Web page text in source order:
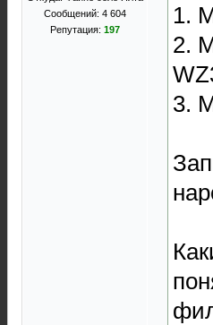
Сообщений: 4 604
Репутация: 197
1.
2.
3.